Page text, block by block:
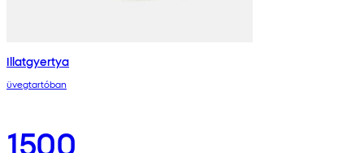
Illatgyertya
üvegtartóban
1500